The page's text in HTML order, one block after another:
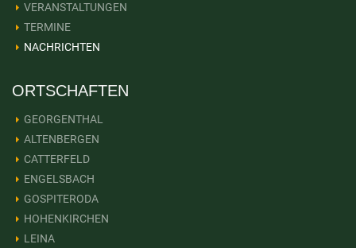
VERANSTALTUNGEN
TERMINE
NACHRICHTEN
ORTSCHAFTEN
GEORGENTHAL
ALTENBERGEN
CATTERFELD
ENGELSBACH
GOSPITERODA
HOHENKIRCHEN
LEINA